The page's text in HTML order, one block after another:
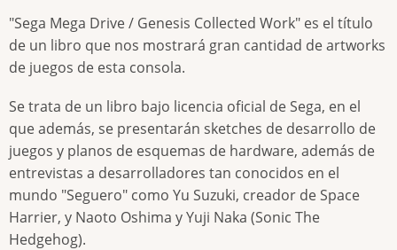
"Sega Mega Drive / Genesis Collected Work" es el título
de un libro que nos mostrará gran cantidad de artworks
de juegos de esta consola.
Se trata de un libro bajo licencia oficial de Sega, en el
que además, se presentarán sketches de desarrollo de
juegos y planos de esquemas de hardware, además de
entrevistas a desarrolladores tan conocidos en el
mundo "Seguero" como Yu Suzuki, creador de Space
Harrier, y Naoto Oshima y Yuji Naka (Sonic The
Hedgehog).